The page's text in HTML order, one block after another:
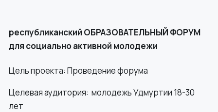
республиканский ОБРАЗОВАТЕЛЬНЫЙ ФОРУМ
для социально активной молодежи
Цель проекта: Проведение форума
Целевая аудитория: молодежь Удмуртии 18-30
лет